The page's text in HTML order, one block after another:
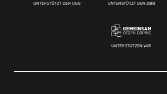
UNTERSTÜTZT DEN DBB UNTERSTÜTZT DEN DBB
UNTERSTÜTZEN WIR